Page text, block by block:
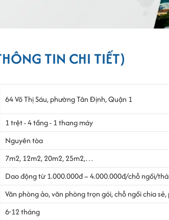
TIN CHI TIẾT)
64 Võ Thị Sáu, phường Tân Định, Quận 1
1 trệt - 4 tầng - 1 thang máy
Nguyên tòa
7m2, 12m2, 20m2, 25m2,…
Dao động từ 1.000.000đ – 4.000.000đ/chỗ ngồi/
Văn phòng ảo, văn phòng trọn gói, chỗ ngồi chia
6-12 tháng